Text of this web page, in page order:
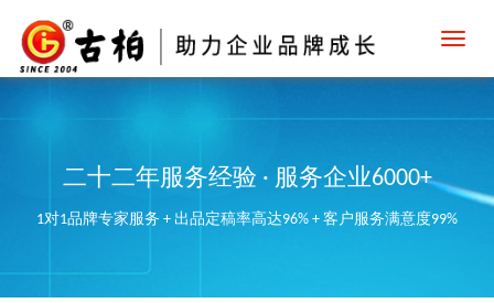
二十二年服务经验 · 服务企业6000+
1对1品牌专家服务 + 出品定稿率高达96% + 客户服务满意度99%